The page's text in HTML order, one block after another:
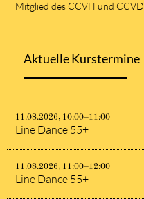
Mitglied des CCVH und CCVD
Aktuelle Kurstermine
11.08.2026, 10:00–11:00
Line Dance 55+
11.08.2026, 11:00–12:00
Line Dance 55+